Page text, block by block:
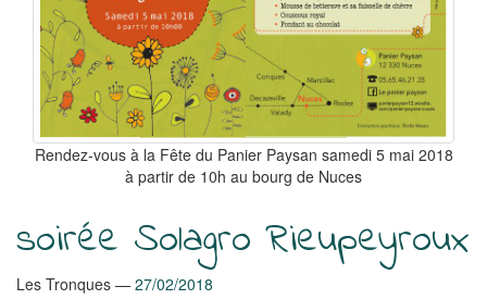
Rendez-vous à la Fête du Panier Paysan samedi 5 mai 2018
à partir de 10h au bourg de Nuces
soirée Solagro Rieupeyroux
Les Tronques 27/02/2018